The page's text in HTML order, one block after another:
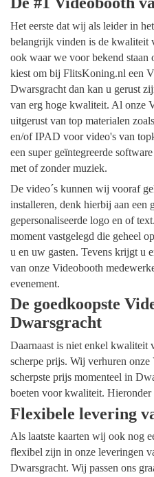
Het eerste dat wij als leider in
belangrijk vinden is de kwaliteit
ook waar we voor bekend
kiest om bij FlitsKoning.nl een
Dwarsgracht dan kan u gerust
van erg hoge kwaliteit. Al onze
uitgerust van top materialen
en/of IPAD voor video's van
een super geïntegreerde
met of zonder muziek.
De video´s kunnen wij vooraf
installeren, denk hierbij aan een
gepersonaliseerde logo en of
moment vastgelegd die geheel
u en uw gasten. Tevens krijgt u
van onze Videobooth
evenement.
De goedkoopste
Dwarsgracht
Daarnaast is niet enkel kwaliteit
scherpe prijs. Wij verhuren
scherpste prijs momenteel in
boeten voor kwaliteit.
Flexibele levering
Als laatste kaarten wij ook nog
flexibel zijn in onze leveringen
Dwarsgracht. Wij passen ons